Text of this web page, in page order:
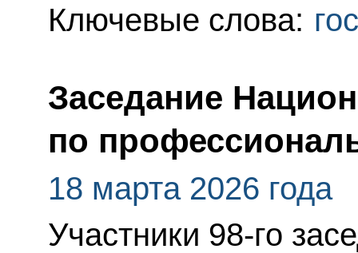
Ключевые слова:
Заседание
по
18 марта 2026 года
Участники 98-го